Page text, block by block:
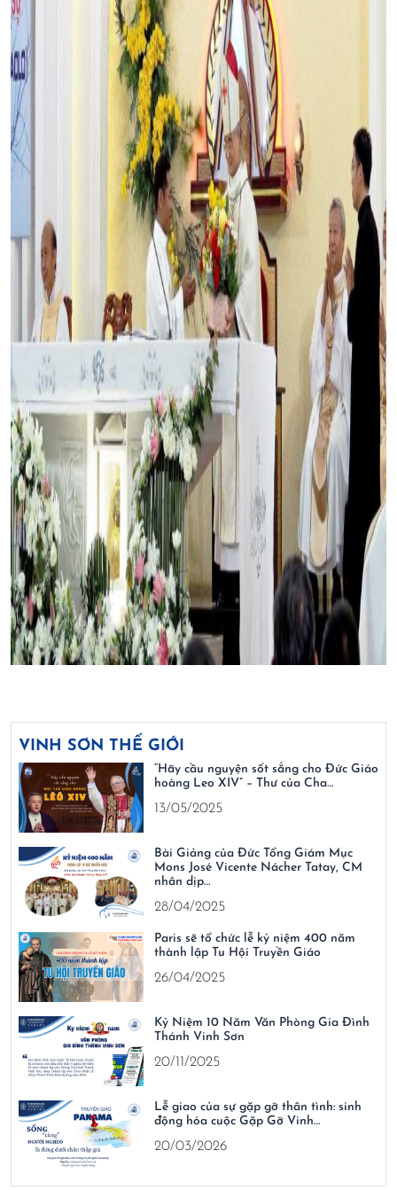
VINH SƠN THẾ GIỚI
“Hãy cầu nguyện sốt sắng cho Đức Giáo
hoàng Leo XIV” – Thư của Cha…
13/05/2025
Bài Giảng của Đức Tổng Giám Mục
Mons José Vicente Nácher Tatay, CM
nhân dịp…
28/04/2025
Paris sẽ tổ chức lễ kỷ niệm 400 năm
thành lập Tu Hội Truyền Giáo
26/04/2025
Kỷ Niệm 10 Năm Văn Phòng Gia Đình
Thánh Vinh Sơn
20/11/2025
Lễ giao của sự gặp gỡ thân tình: sinh
động hóa cuộc Gặp Gỡ Vinh…
20/03/2026